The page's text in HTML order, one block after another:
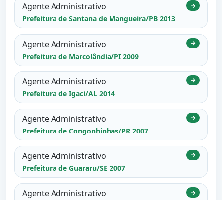
Agente Administrativo
Prefeitura de Santana de Mangueira/PB 2013
→
Agente Administrativo
Prefeitura de Marcolândia/PI 2009
→
Agente Administrativo
Prefeitura de Igaci/AL 2014
→
Agente Administrativo
Prefeitura de Congonhinhas/PR 2007
→
Agente Administrativo
Prefeitura de Guararu/SE 2007
→
Agente Administrativo →